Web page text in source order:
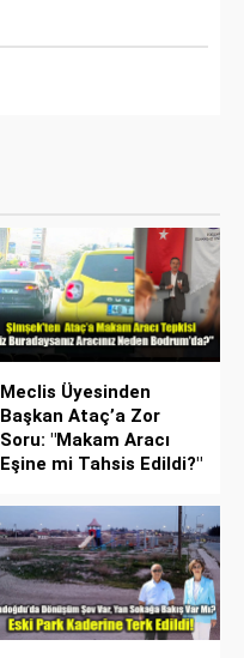
Meclis Üyesinden
Başkan Ataç’a Zor
Soru: "Makam Aracı
Eşine mi Tahsis Edildi?"